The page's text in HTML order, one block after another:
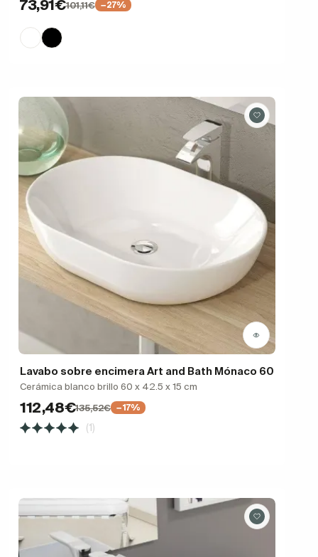
73,91€101,11€ −27%
Lavabo sobre encimera Art and Bath Mónaco 60
Cerámica blanco brillo 60 x 42.5 x 15 cm
112,48€135,52€ −17%
(1)